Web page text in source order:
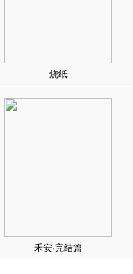
烧纸
禾安·完结篇